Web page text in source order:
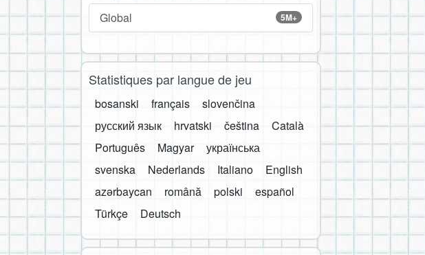
5M+
Global
Statistiques par langue de jeu
bosanski français
slovenčina
русский язык
hrvatski čeština
Català
Português
Magyar
українська
svenska
Nederlands Italiano
English
azərbaycan
română polski
español
Türkçe
Deutsch